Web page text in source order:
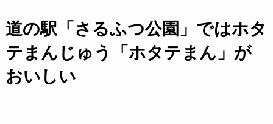
道の駅「さるふつ公園」ではホタ
テまんじゅう「ホタテまん」が
おいしい